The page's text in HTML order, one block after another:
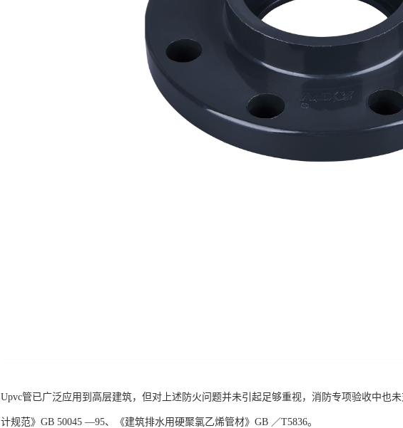
Upvc管已广泛应用到高层建筑，但对上述防火问题并未引起足够重视，消防专项验收中也
计规范》GB 50045 —95、《建筑排水用硬聚氯乙烯管材》GB ／T5836。